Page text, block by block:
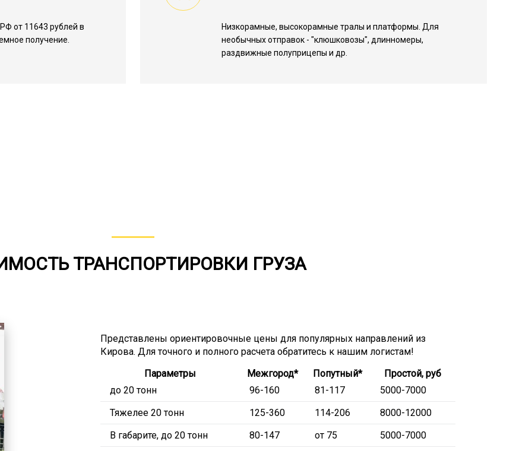
от 11643 рублей в
получение.
Низкорамные, высокорамные тралы и платформы. Для
необычных отправок - "клюшковозы", длинномеры,
раздвижные полуприцепы и др.
ТРАНСПОРТИРОВКИ ГРУЗА
Представлены ориентировочные цены для популярных направлений из
Кирова. Для точного и полного расчета обратитесь к нашим логистам!
Параметры
Межгород* Попутный*
Простой, руб
до 20 тонн
96-160 81-117
5000-7000
Тяжелее 20 тонн
125-360 114-206
8000-12000
В габарите, до 20 тонн
80-147 от 75 5000-7000